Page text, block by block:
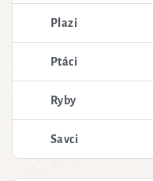
Plazi
Ptáci
Ryby
Savci